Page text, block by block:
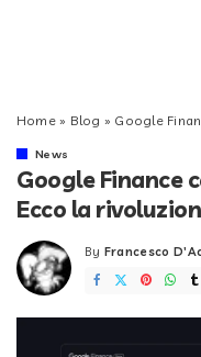
Home» Blog » Google Finance
News
Google Finance
Ecco la
Posted
by
By Francesco